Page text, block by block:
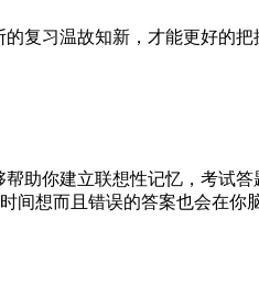
复习温故知新，才能更好的
助你建立联想性记忆，考试
间想而且错误的答案也会在你